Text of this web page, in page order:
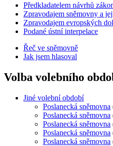
Předkladatelem návrhů
Zpravodajem sněmovny a
Zpravodajem evropských
Podané ústní interpelace
Řeč ve sněmovně
Jak jsem hlasoval
Volba volebního
Jiné volební období
Poslanecká sněmovna
Poslanecká sněmovna
Poslanecká sněmovna
Poslanecká sněmovna
Poslanecká sněmovna